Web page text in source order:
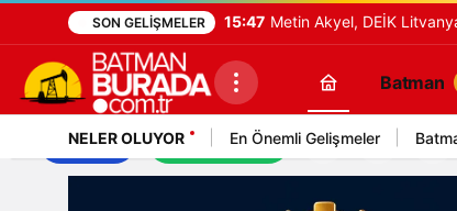
SON GELIŞMELER 15:47 Metin Akyel, DEİK
Batman
İş İlanları Mekan Rehberi
NELER OLUYOR En Önemli Gelişmeler